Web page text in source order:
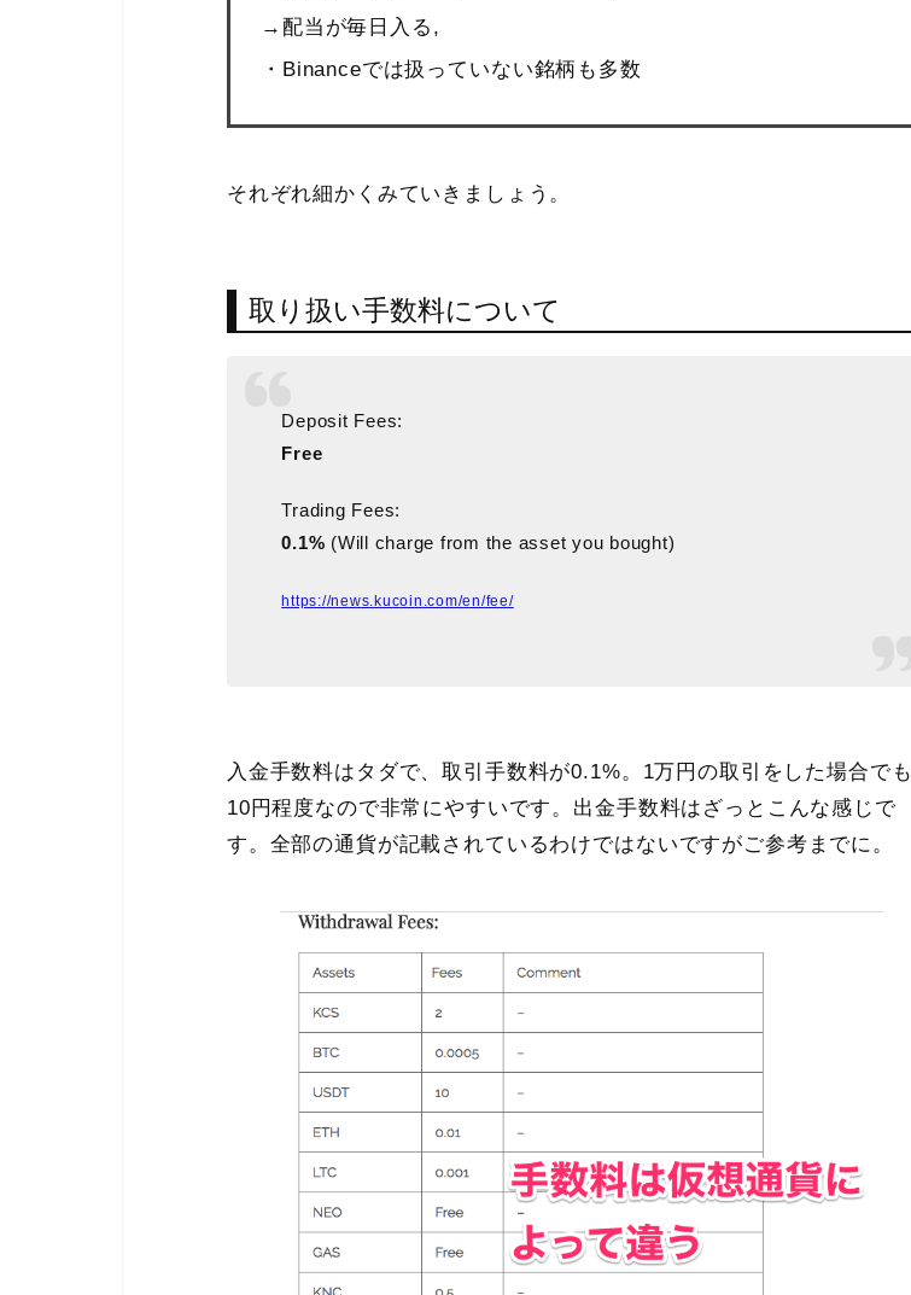
→配当が毎日入る,
・Binanceでは扱っていない銘柄も多数
それぞれ細かくみていきましょう。
取り扱い手数料について
Deposit Fees:
Free
Trading Fees:
0.1% (Will charge from the asset you bought)
https://news.kucoin.com/en/fee/
入金手数料はタダで、取引手数料が0.1%。1万円の取引をした場合でも
10円程度なので非常にやすいです。出金手数料はざっとこんな感じで
す。全部の通貨が記載されているわけではないですがご参考までに。